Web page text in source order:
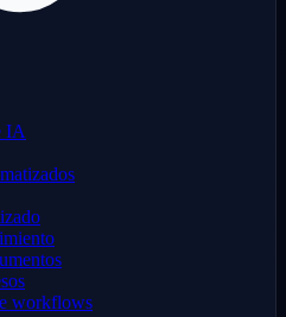
IA
workflows